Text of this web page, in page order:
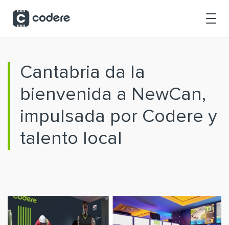
Cantabria da la
bienvenida a NewCan,
impulsada por Codere y
talento local